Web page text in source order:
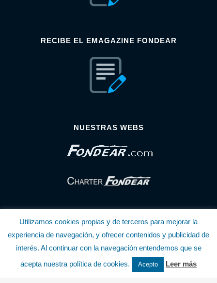
RECIBE EL EMAGAZINE FONDEAR
NUESTRAS WEBS
© Copyright Fondear, S.L.
Aunque se consideran exactas, declinamos toda responsabilidad sobre la
Utilizamos cookies propias y de terceros para mejorar la
experiencia de navegación, y ofrecer contenidos y publicidad de
interés. Al continuar con la navegación entendemos que se
acepta nuestra política de cookies.
Acepto Leer más